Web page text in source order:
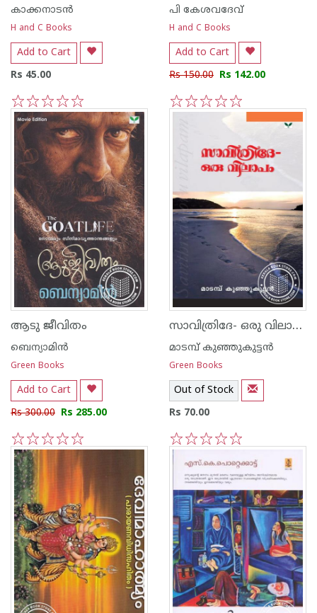
കാക്കനാടന്‍
H and C Books
Add to Cart
Rs 45.00
5
4
3
2
1
പി കേശവദേവ്‌
H and C Books
Add to Cart
Rs 150.00 Rs 142.00
5
4
3
2
1
ആടു ജീവിതം
ബെന്യാമിന്‍
Green Books
Add to Cart
Rs 300.00 Rs 285.00
5
4
3
2
1
സാവിത്രിദേ- ഒരു വിലാപം
മാടമ്പ് കുഞ്ഞുകുട്ടന്‍
Green Books
Out of Stock
Rs 70.00
1